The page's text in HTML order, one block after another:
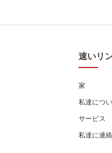
速いリ
家
私達につ
サービス
私達に連